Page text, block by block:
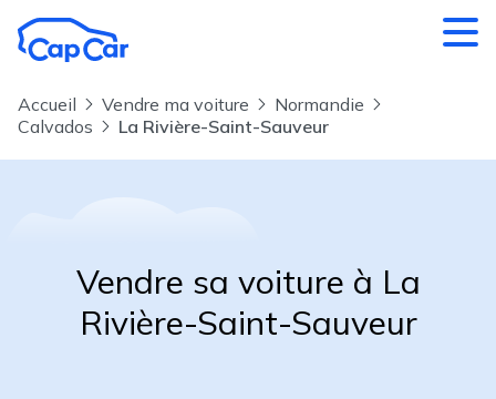
Accueil Vendre ma voiture
Normandie
Calvados
La Rivière-Saint-Sauveur
Vendre sa voiture à La
Rivière-Saint-Sauveur